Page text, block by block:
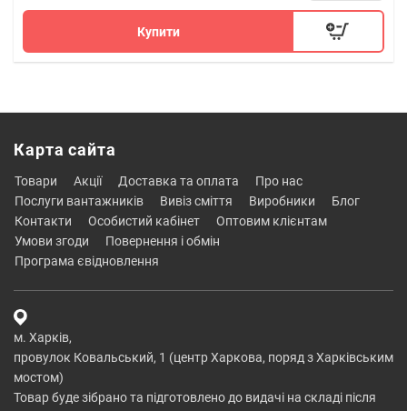
Купити
Карта сайта
товари акції доставка та оплата
про нас
послуги вантажників
вивіз сміття виробники
блог
контакти
особистий кабінет
оптовим клієнтам
умови згоди
повернення і обмін
програма євідновлення
м. Харків,
провулок Ковальський, 1 (центр Харкова, поряд з Харківським
мостом)
Товар буде зібрано та підготовлено до видачі на складі після